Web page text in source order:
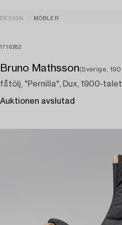
DESIGN MÖBLER
1716382
Bruno Mathsson(Sverige,
fåtölj, "Pernilla", Dux, 1900-
Auktionen avslutad